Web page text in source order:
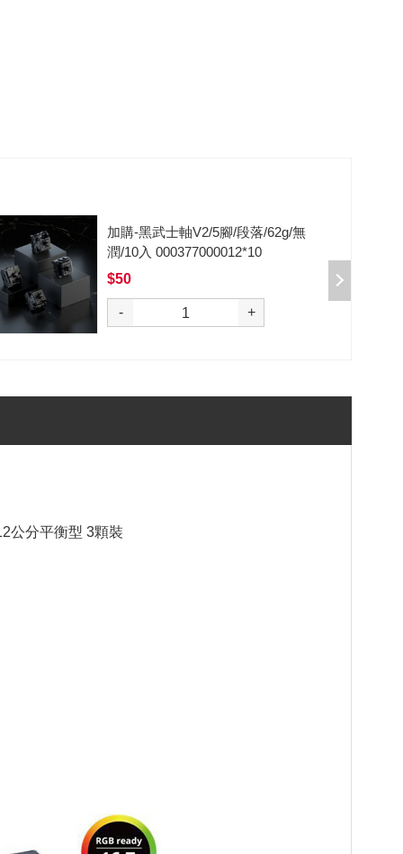
加購-剪刀石頭布猜拳鍵帽一盒四
入000385000289
$199
- +
公分平衡型 3顆裝